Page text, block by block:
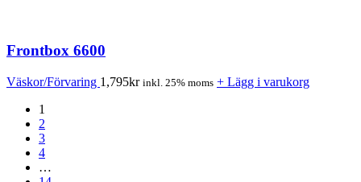
Frontbox 6600
Väskor/Förvaring 1,795kr inkl. 25% moms + Lägg i varukorg
1
2
3
4
…